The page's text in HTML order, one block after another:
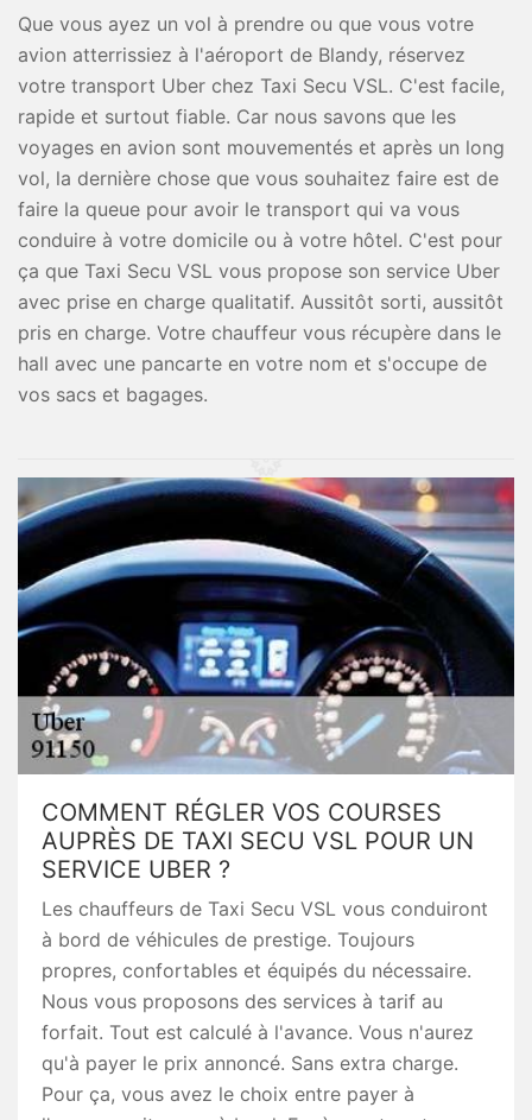
Que vous ayez un vol à prendre ou que vous votre
avion atterrissiez à l'aéroport de Blandy, réservez
votre transport Uber chez Taxi Secu VSL. C'est facile,
rapide et surtout fiable. Car nous savons que les
voyages en avion sont mouvementés et après un long
vol, la dernière chose que vous souhaitez faire est de
faire la queue pour avoir le transport qui va vous
conduire à votre domicile ou à votre hôtel. C'est pour
ça que Taxi Secu VSL vous propose son service Uber
avec prise en charge qualitatif. Aussitôt sorti, aussitôt
pris en charge. Votre chauffeur vous récupère dans le
hall avec une pancarte en votre nom et s'occupe de
vos sacs et bagages.
COMMENT RÉGLER VOS COURSES
AUPRÈS DE TAXI SECU VSL POUR UN
SERVICE UBER ?
Les chauffeurs de Taxi Secu VSL vous conduiront
à bord de véhicules de prestige. Toujours
propres, confortables et équipés du nécessaire.
Nous vous proposons des services à tarif au
forfait. Tout est calculé à l'avance. Vous n'aurez
qu'à payer le prix annoncé. Sans extra charge.
Pour ça, vous avez le choix entre payer à